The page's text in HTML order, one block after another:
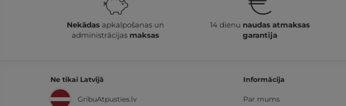
Nekādasapkalpošanas un
administrācijas maksas
14 dienu naudas atmaksas
garantija
Ne tikai Latvijā
GribuAtpusties.lv
Informācija
Par mums